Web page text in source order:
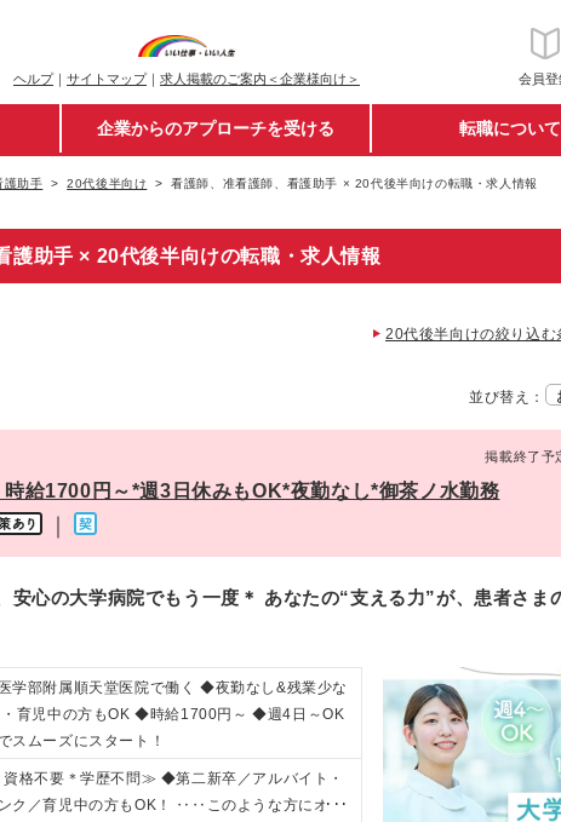
ヘルプ｜ サイトマップ｜ 求人掲載のご案内＜企業様向け＞ 会員登
企業からのアプローチを受ける 転職につい
護助手 20代後半向け 看護師、准看護師、看護助手 × 20代後半向けの転職・求人情報
護助手 × 20代後半向けの転職・求人情報
20代後半向けの絞り込む
並び替え：
掲載終了
給1700円～*週3日休みもOK*夜勤なし*御茶ノ水勤務
安心の大学病院でもう一度＊ あなたの“支える力”が、患者さま
学部附属順天堂医院で働く ◆夜勤なし&残業少な
育児中の方もOK ◆時給1700円～ ◆週4日～OK
スムーズにスタート！
格不要＊学歴不問≫ ◆第二新卒／アルバイト・
ク／育児中の方もOK！ ‥‥このような方にオス